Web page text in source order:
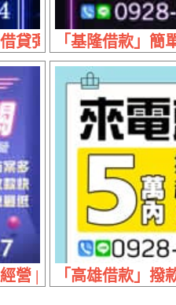
滿足你的需求
貸彈性高 | 夫妻經營
「基隆借款」簡
營 | 1~60萬 講信用重專
「高雄借款」撥